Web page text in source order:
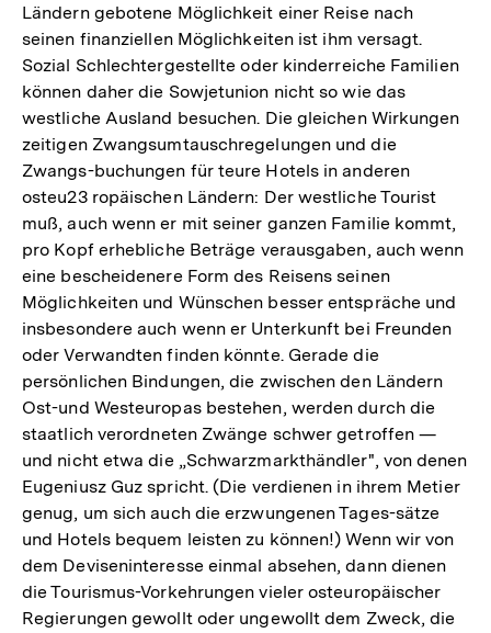
Ländern gebotene Möglichkeit einer Reise nach
seinen finanziellen Möglichkeiten ist ihm versagt.
Sozial Schlechtergestellte oder kinderreiche Familien
können daher die Sowjetunion nicht so wie das
westliche Ausland besuchen. Die gleichen Wirkungen
zeitigen Zwangsumtauschregelungen und die
Zwangs-buchungen für teure Hotels in anderen
osteu23 ropäischen Ländern: Der westliche Tourist
muß, auch wenn er mit seiner ganzen Familie kommt,
pro Kopf erhebliche Beträge verausgaben, auch wenn
eine bescheidenere Form des Reisens seinen
Möglichkeiten und Wünschen besser entspräche und
insbesondere auch wenn er Unterkunft bei Freunden
oder Verwandten finden könnte. Gerade die
persönlichen Bindungen, die zwischen den Ländern
Ost-und Westeuropas bestehen, werden durch die
staatlich verordneten Zwänge schwer getroffen —
und nicht etwa die „Schwarzmarkthändler", von denen
Eugeniusz Guz spricht. (Die verdienen in ihrem Metier
genug, um sich auch die erzwungenen Tages-sätze
und Hotels bequem leisten zu können!) Wenn wir von
dem Deviseninteresse einmal absehen, dann dienen
die Tourismus-Vorkehrungen vieler osteuropäischer
Regierungen gewollt oder ungewollt dem Zweck, die